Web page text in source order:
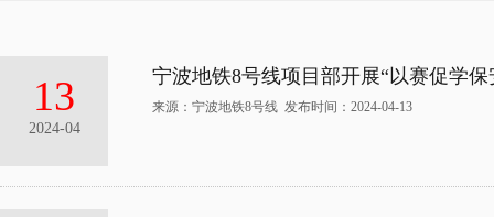
13
2024-04
宁波地铁8号线项目部开展“以赛促学
来源：宁波地铁8号线 发布时间：2024-04-13